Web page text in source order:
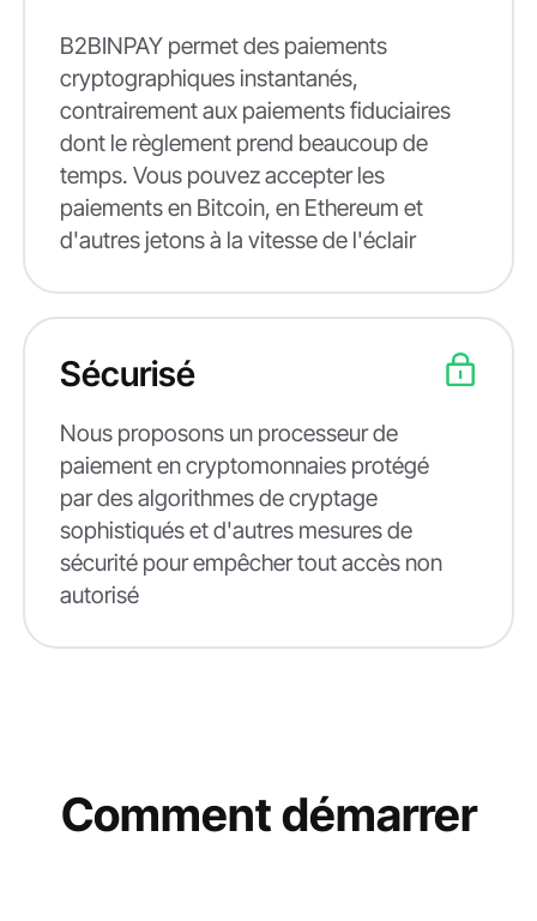
B2BINPAY permet des paiements
cryptographiques instantanés,
contrairement aux paiements fiduciaires
dont le règlement prend beaucoup de
temps. Vous pouvez accepter les
paiements en Bitcoin, en Ethereum et
d'autres jetons à la vitesse de l'éclair
Sécurisé
Nous proposons un processeur de
paiement en cryptomonnaies protégé
par des algorithmes de cryptage
sophistiqués et d'autres mesures de
sécurité pour empêcher tout accès non
autorisé
Comment démarrer